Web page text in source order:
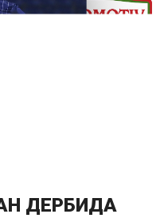
ДЕРБИДА